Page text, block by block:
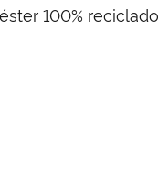
100% reciclado